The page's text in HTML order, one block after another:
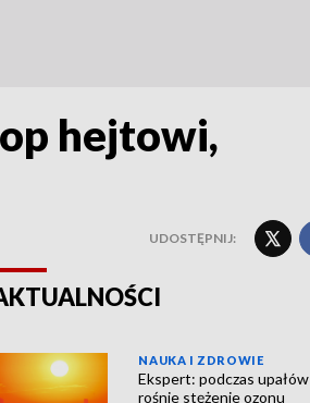
hejtowi,
UDOSTĘPNIJ:
NAUKA I ZDROWIE
Ekspert: podczas upałów
rośnie stężenie ozonu